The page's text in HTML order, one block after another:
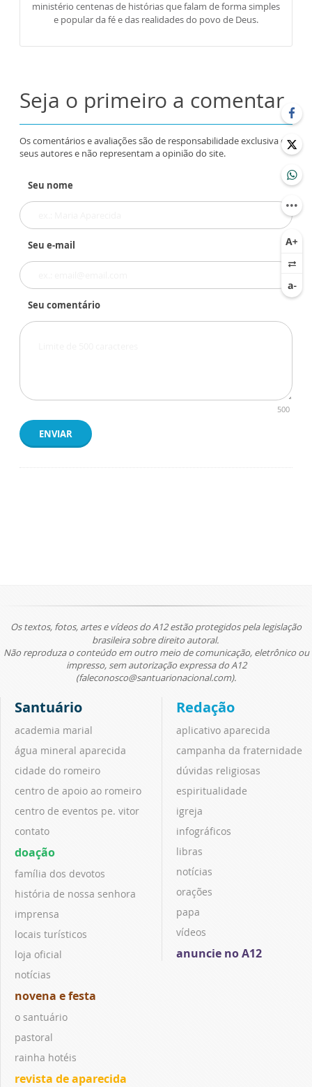
ministério centenas de histórias que falam de forma simples
e popular da fé e das realidades do povo de Deus.
Seja o primeiro a comentar
Os comentários e avaliações são de responsabilidade exclusiva de
seus autores e não representam a opinião do site.
Seu nome
Seu e-mail
Seu comentário
500
ENVIAR
Os textos, fotos, artes e vídeos do A12 estão protegidos pela legislação
brasileira sobre direito autoral.
Não reproduza o conteúdo em outro meio de comunicação, eletrônico ou
impresso, sem autorização expressa do A12
(faleconosco@santuarionacional.com).
Santuário
academia marial
água mineral aparecida
cidade do romeiro
centro de apoio ao romeiro
centro de eventos pe. vitor
contato
doação
família dos devotos
história de nossa senhora
imprensa
locais turísticos
loja oficial
notícias
novena e festa
o santuário
pastoral
rainha hotéis
revista de aparecida
Redação
aplicativo aparecida
campanha da fraternidade
dúvidas religiosas
espiritualidade
igreja
infográficos
libras
notícias
orações
papa
vídeos
anuncie no A12